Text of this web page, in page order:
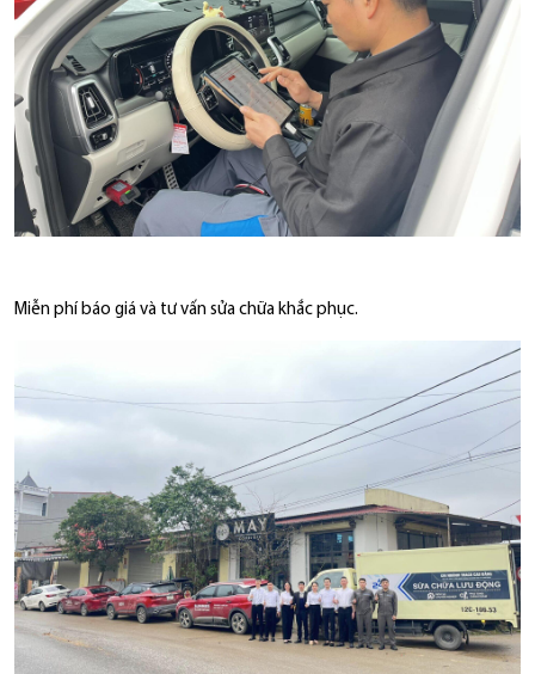
Miễn phí báo giá và tư vấn sửa chữa khắc phục.